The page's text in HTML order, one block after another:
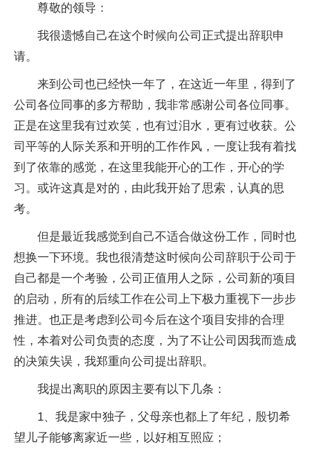
尊敬的领导：
我很遗憾自己在这个时候向公司正式提出辞职申
请。
来到公司也已经快一年了，在这近一年里，得到了
公司各位同事的多方帮助，我非常感谢公司各位同事。
正是在这里我有过欢笑，也有过泪水，更有过收获。公
司平等的人际关系和开明的工作作风，一度让我有着找
到了依靠的感觉，在这里我能开心的工作，开心的学
习。或许这真是对的，由此我开始了思索，认真的思
考。
但是最近我感觉到自己不适合做这份工作，同时也
想换一下环境。我也很清楚这时候向公司辞职于公司于
自己都是一个考验，公司正值用人之际，公司新的项目
的启动，所有的后续工作在公司上下极力重视下一步步
推进。也正是考虑到公司今后在这个项目安排的合理
性，本着对公司负责的态度，为了不让公司因我而造成
的决策失误，我郑重向公司提出辞职。
我提出离职的原因主要有以下几条：
1、我是家中独子，父母亲也都上了年纪，殷切希
望儿子能够离家近一些，以好相互照应；